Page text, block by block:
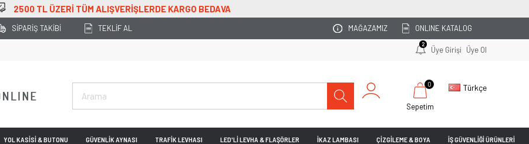
TL ÜZERİ TÜM ALIŞVERİŞLERDE KARGO BEDAVA
SİPARİŞ TAKİBİ TEKLİF AL MAĞAZAMIZ ONLINE KATALOG
2
Üye Girişi Üye Ol
Türkçe
Sepetim
0
YOL KASİSİ & BUTONU GÜVENLİK AYNASI TRAFİK LEVHASI LED'Lİ LEVHA & FLAŞÖRLER İKAZ LAMBASI ÇİZGİLEME & BOYA İŞ GÜVENLİĞİ ÜRÜNLERİ